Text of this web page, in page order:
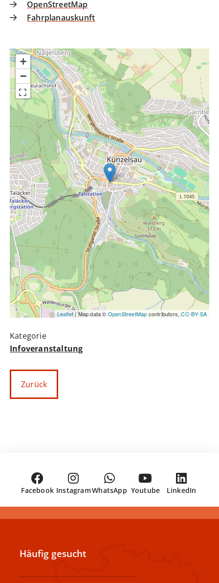
OpenStreetMap
Fahrplanauskunft
+
−
Leaflet| Map data © OpenStreetMapcontributors,CC-BY-SA
Infoveranstaltung
Zurück
Facebook InstagramWhatsApp Youtube LinkedIn
Häufig gesucht